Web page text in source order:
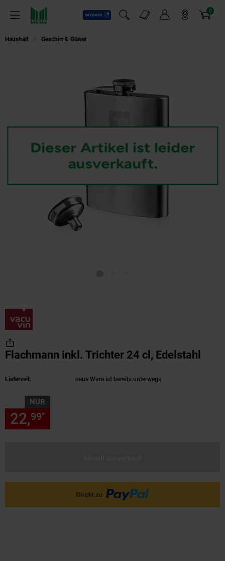
Menü
Payback
Suchfeld einblenden
Markt-Angebote 0
Artikel
Haushalt Geschirr & Gläser
Flachmann inkl. Trichter 24 cl, Edelstahl
Lieferzeit: neue Ware ist bereits unterwegs
NUR
22,99*